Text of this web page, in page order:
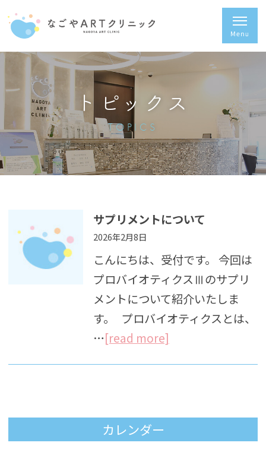
トピックス
TOPICS
サプリメントについて
2026年2月8日
こんにちは、受付です。 今回は
プロバイオティクスⅢのサプリ
メントについて紹介いたしま
す。 プロバイオティクスとは、
…[read more]
カレンダー